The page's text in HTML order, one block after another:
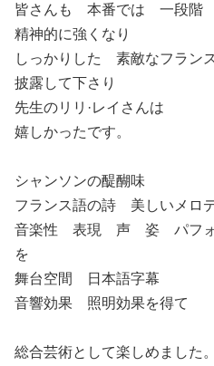
皆さんも 本番では 一段階
精神的に強くなり
しっかりした 素敵なフラン
披露して下さり
先生のリリ·レイさんは
嬉しかったです。
シャンソンの醍醐味
フランス語の詩 美しいメロ
音楽性 表現 声 姿 パフォ
を
舞台空間 日本語字幕
音響効果 照明効果を得て
総合芸術として楽しめました。